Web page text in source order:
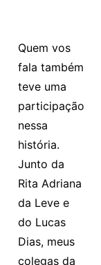
Quem vos
fala também
teve uma
participação
nessa
história.
Junto da
Rita Adriana
da Leve e
do Lucas
Dias, meus
colegas da